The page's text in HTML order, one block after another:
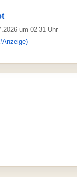
um 02:31 Uhr